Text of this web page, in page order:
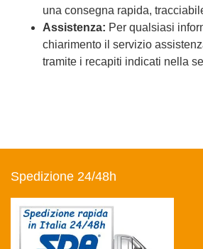
una consegna rapida,
Assistenza: Per qualsiasi
chiarimento il servizio
tramite i recapiti indicati nella
Spedizione 24/48h